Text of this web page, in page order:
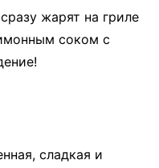
жарят на гриле
соком с
сладкая и